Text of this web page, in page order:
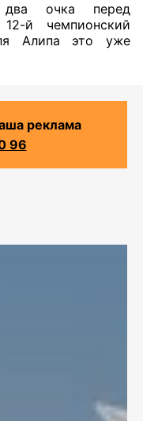
два очка перед
й чемпионский
Алипа это уже
реклама
96